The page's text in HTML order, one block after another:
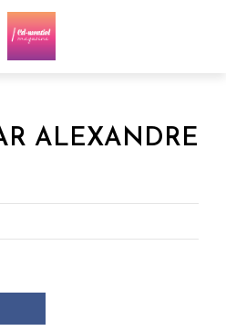
ALEXANDRE